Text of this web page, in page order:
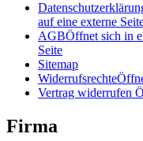
auf eine externe
AGBÖffnet sich in
Seite
Sitemap
Widerrufsrechte
Vertrag widerrufen
Firma